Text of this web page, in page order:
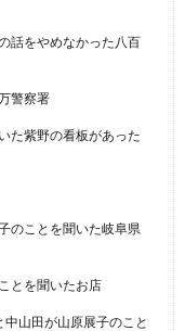
話をやめなかった八百
警察署
た紫野の看板があった
のことを聞いた岐阜県
とを聞いたお店
山田が山原展子のこと